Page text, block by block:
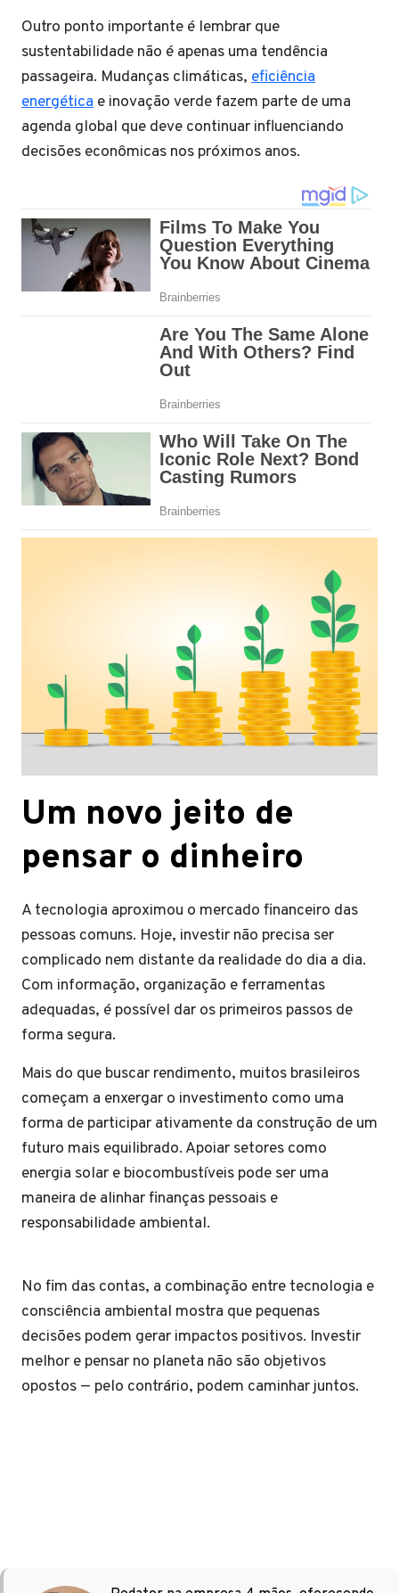
Outro ponto importante é lembrar que
sustentabilidade não é apenas uma tendência
passageira. Mudanças climáticas, eficiência
energética e inovação verde fazem parte de uma
agenda global que deve continuar influenciando
decisões econômicas nos próximos anos.
Um novo jeito de
pensar o dinheiro
A tecnologia aproximou o mercado financeiro das
pessoas comuns. Hoje, investir não precisa ser
complicado nem distante da realidade do dia a dia.
Com informação, organização e ferramentas
adequadas, é possível dar os primeiros passos de
forma segura.
Mais do que buscar rendimento, muitos brasileiros
começam a enxergar o investimento como uma
forma de participar ativamente da construção de um
futuro mais equilibrado. Apoiar setores como
energia solar e biocombustíveis pode ser uma
maneira de alinhar finanças pessoais e
responsabilidade ambiental.
No fim das contas, a combinação entre tecnologia e
consciência ambiental mostra que pequenas
decisões podem gerar impactos positivos. Investir
melhor e pensar no planeta não são objetivos
opostos — pelo contrário, podem caminhar juntos.